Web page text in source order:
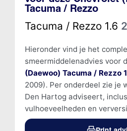
Tacuma / Rezzo
Tacuma / Rezzo 1.6
Hieronder vind je het
smeermiddelenadvies voor
(Daewoo) Tacuma / Rezzo
2009). Per onderdeel zie je
Den Hartog adviseert,
vulhoeveelheden en